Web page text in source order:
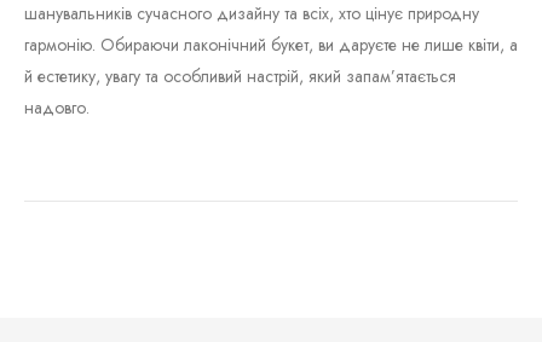
шанувальників сучасного дизайну та всіх, хто цінує природну
гармонію. Обираючи лаконічний букет, ви даруєте не лише квіти, а
й естетику, увагу та особливий настрій, який запам’ятається
надовго.